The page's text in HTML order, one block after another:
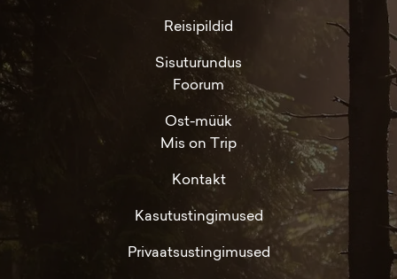
Reisipildid
Sisuturundus
Foorum
Ost-müük
Mis on Trip
Kontakt
Kasutustingimused
Privaatsustingimused